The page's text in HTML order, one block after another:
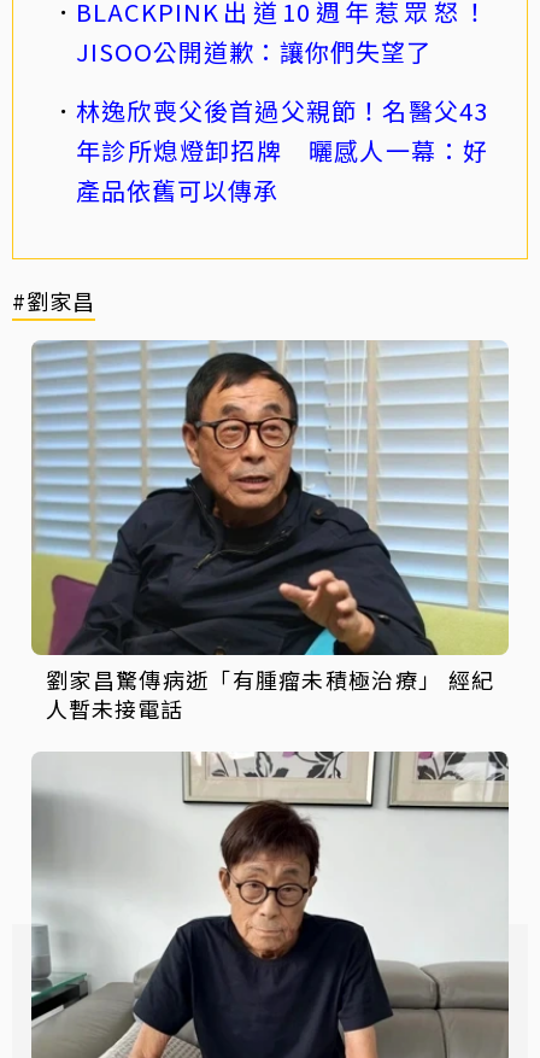
BLACKPINK出道10週年惹眾怒！
JISOO公開道歉：讓你們失望了
林逸欣喪父後首過父親節！名醫父43
年診所熄燈卸招牌 曬感人一幕：好
產品依舊可以傳承
#劉家昌
劉家昌驚傳病逝「有腫瘤未積極治療」 經紀
人暫未接電話